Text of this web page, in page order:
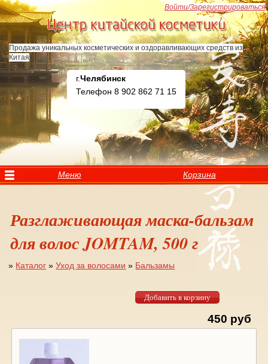
Перейти к основному содержанию
Продажа уникальных косметических и оздоравливающих средств из
Китая
г.Челябинск
Телефон 8 902 862 71 15
Меню Корзина
Разглаживающая маска-бальзам
для волос JOMTAM, 500 г
» Каталог »Уход за волосами » Бальзамы
450 руб
Войти/Зарегистрироваться